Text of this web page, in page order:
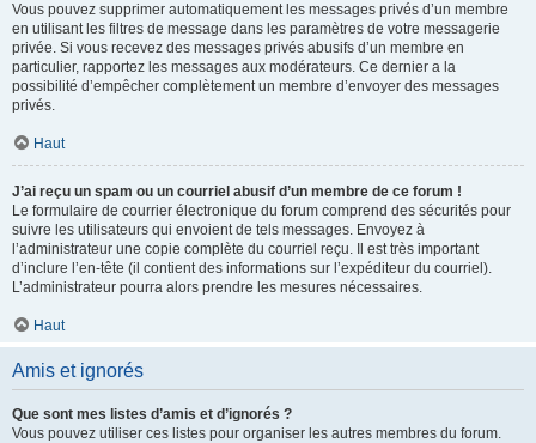
Vous pouvez supprimer automatiquement les messages privés d’un membre
en utilisant les filtres de message dans les paramètres de votre messagerie
privée. Si vous recevez des messages privés abusifs d’un membre en
particulier, rapportez les messages aux modérateurs. Ce dernier a la
possibilité d’empêcher complètement un membre d’envoyer des messages
privés.
Haut
J’ai reçu un spam ou un courriel abusif d’un membre de ce forum !
Le formulaire de courrier électronique du forum comprend des sécurités pour
suivre les utilisateurs qui envoient de tels messages. Envoyez à
l’administrateur une copie complète du courriel reçu. Il est très important
d’inclure l’en-tête (il contient des informations sur l’expéditeur du courriel).
L’administrateur pourra alors prendre les mesures nécessaires.
Haut
Amis et ignorés
Que sont mes listes d’amis et d’ignorés ?
Vous pouvez utiliser ces listes pour organiser les autres membres du forum.